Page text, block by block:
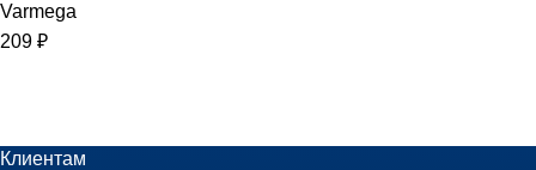
Varmega
209 ₽
Клиентам